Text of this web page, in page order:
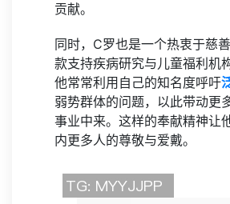
贡献。
同时，C罗也是一个热衷于慈
款支持疾病研究与儿童福利机
他常常利用自己的知名度呼吁
弱势群体的问题，以此带动更
事业中来。这样的奉献精神让
内更多人的尊敬与爱戴。